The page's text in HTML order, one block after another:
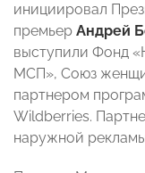
инициировал
премьер Андрей
выступили Фонд
МСП», Союз
партнером
Wildberries.
наружной